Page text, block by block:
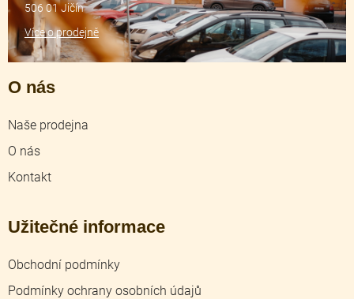
O nás
Naše prodejna
O nás
Kontakt
Užitečné informace
Obchodní podmínky
Podmínky ochrany osobních údajů
506 01 Jičín
Více o prodejně